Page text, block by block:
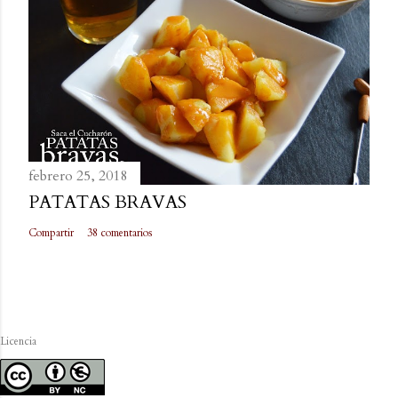
febrero 25, 2018
PATATAS BRAVAS
Compartir 38 comentarios
Licencia